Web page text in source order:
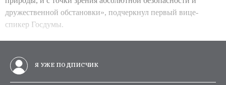
дружественной обстановки», подчеркнул первый вице-
спикер Госдумы.
Я УЖЕ ПОДПИСЧИК